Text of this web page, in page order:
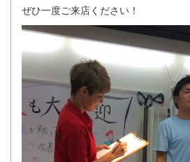
ぜひ一度ご来店ください！